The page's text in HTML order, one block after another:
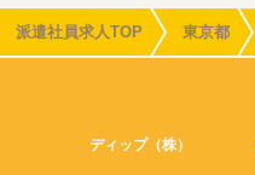
派遣社員求人TOP 東京都
ディップ（株）